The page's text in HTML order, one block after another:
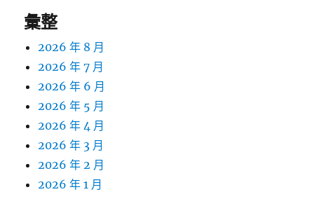
彙整
2026 年 8 月
2026 年 7 月
2026 年 6 月
2026 年 5 月
2026 年 4 月
2026 年 3 月
2026 年 2 月
2026 年 1 月